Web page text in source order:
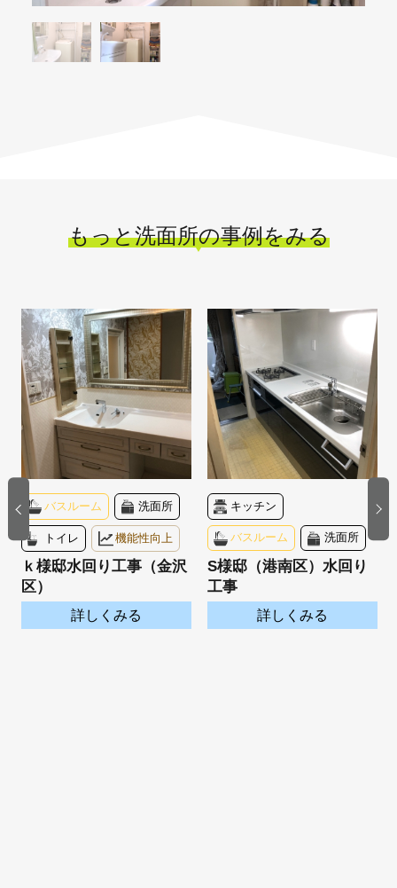
もっと洗面所の事例をみる
バスルーム 洗面所
トイレ 機能性向上
ｋ様邸水回り工事（金沢
区）
詳しくみる
キッチン
バスルーム 洗面所
S様邸（港南区）水回り
工事
詳しくみる